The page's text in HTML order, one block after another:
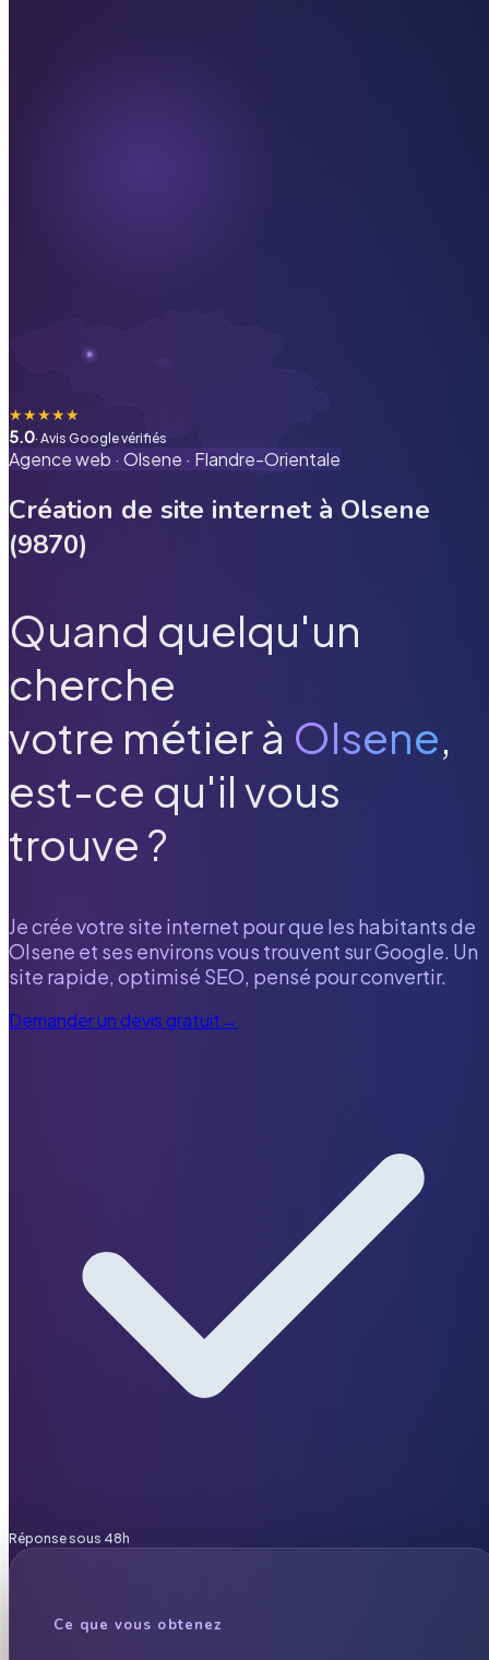
★★★★★
5.0· Avis Google vérifiés
Agence web · Olsene · Flandre-Orientale
Création de site internet à Olsene
(9870)
Quand quelqu'un
cherche
votre métier à Olsene,
est-ce qu'il vous
trouve ?
Je crée votre site internet pour que les habitants de
Olsene et ses environs vous trouvent sur Google. Un
site rapide, optimisé SEO, pensé pour convertir.
Demander un devis gratuit→
Réponse sous 48h
Ce que vous obtenez